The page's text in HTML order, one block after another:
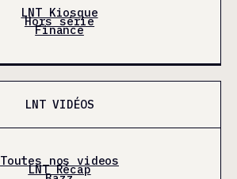
LNT Kiosque
Hors série
Finance
LNT VIDÉOS
Toutes nos videos
LNT Récap